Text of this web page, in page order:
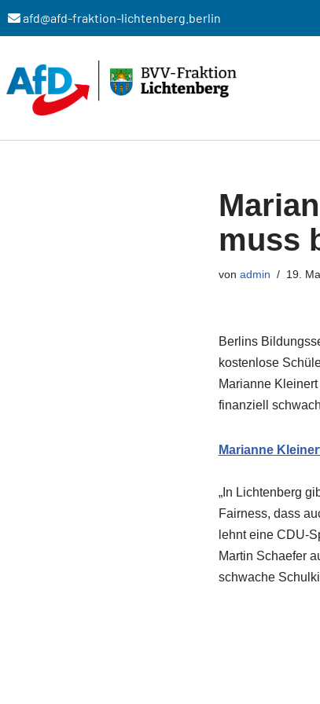
Inhalt
springen
afd@afd-fraktion-lichtenberg.berlin
muss
von admin 19.
Berlins
kostenlose
Marianne
finanziell
Marianne
„In Lichtenberg
Fairness, dass
lehnt eine CDU-
Martin Schaefer
schwache